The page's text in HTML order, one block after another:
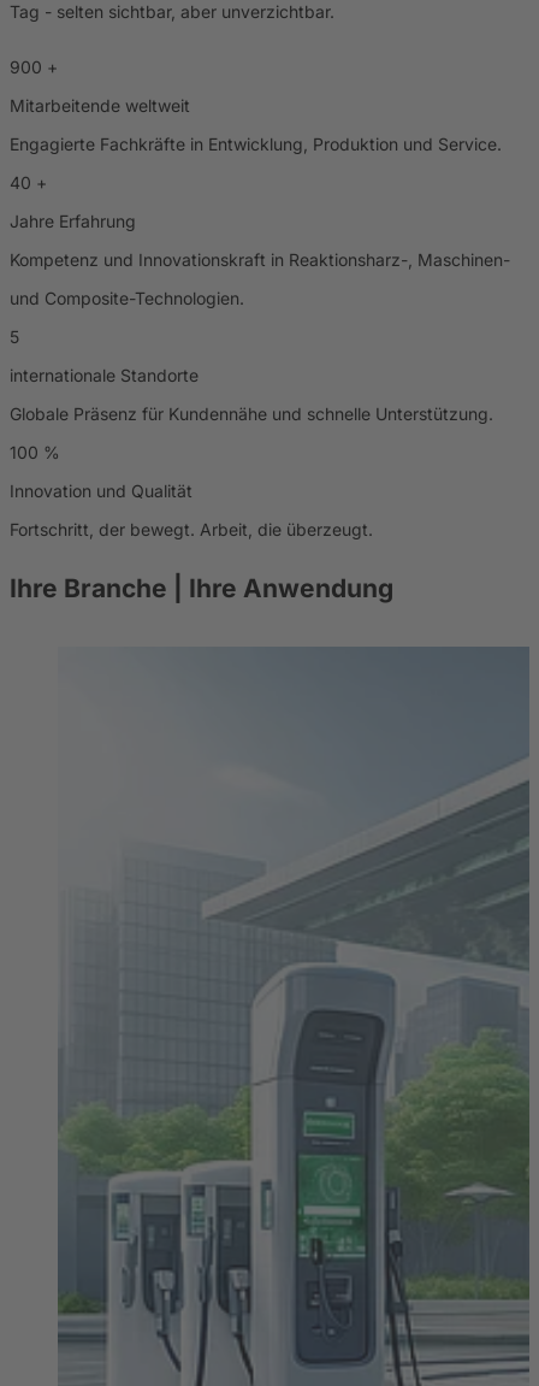
Tag - selten sichtbar, aber unverzichtbar.
900 +
Mitarbeitende weltweit
Engagierte Fachkräfte in Entwicklung, Produktion und Service.
40 +
Jahre Erfahrung
Kompetenz und Innovationskraft in Reaktionsharz-, Maschinen-
und Composite-Technologien.
5
internationale Standorte
Globale Präsenz für Kundennähe und schnelle Unterstützung.
100 %
Innovation und Qualität
Fortschritt, der bewegt. Arbeit, die überzeugt.
Ihre Branche | Ihre Anwendung